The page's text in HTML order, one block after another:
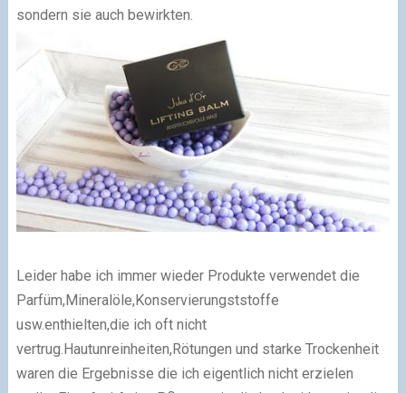
sondern sie auch bewirkten.
Leider habe ich immer wieder Produkte verwendet die
Parfüm,Mineralöle,Konservierungststoffe
usw.enthielten,die ich oft nicht
vertrug.Hautunreinheiten,Rötungen und starke Trockenheit
waren die Ergebnisse die ich eigentlich nicht erzielen